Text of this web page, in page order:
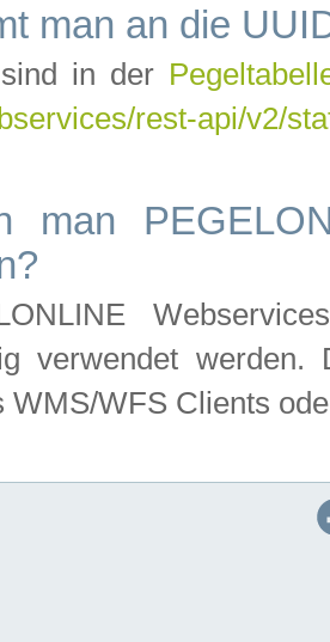
man an die
in der
rest-api/v2/
man
verwendet
WMS/WFS Clients